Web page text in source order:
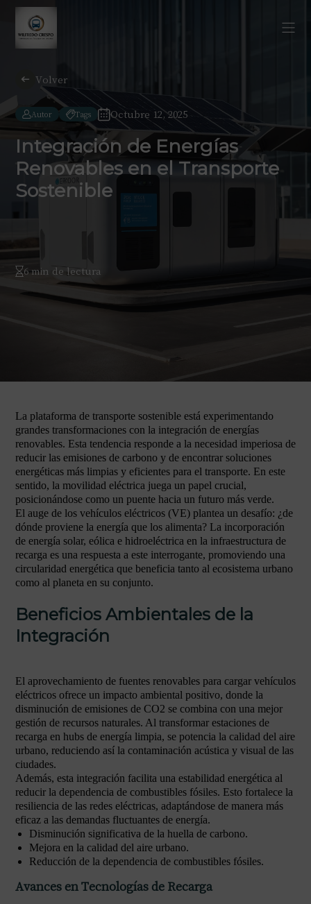
Volver
Autor Tags Octubre 12, 2025
Integración de Energías
Renovables en el Transporte
Sostenible
6 min de lectura
La plataforma de transporte sostenible está experimentando
grandes transformaciones con la integración de energías
renovables. Esta tendencia responde a la necesidad imperiosa de
reducir las emisiones de carbono y de encontrar soluciones
energéticas más limpias y eficientes para el transporte. En este
sentido, la movilidad eléctrica juega un papel crucial,
posicionándose como un puente hacia un futuro más verde.
El auge de los vehículos eléctricos (VE) plantea un desafío: ¿de
dónde proviene la energía que los alimenta? La incorporación
de energía solar, eólica e hidroeléctrica en la infraestructura de
recarga es una respuesta a este interrogante, promoviendo una
circularidad energética que beneficia tanto al ecosistema urbano
como al planeta en su conjunto.
Beneficios Ambientales de la
Integración
El aprovechamiento de fuentes renovables para cargar vehículos
eléctricos ofrece un impacto ambiental positivo, donde la
disminución de emisiones de CO2 se combina con una mejor
gestión de recursos naturales. Al transformar estaciones de
recarga en hubs de energía limpia, se potencia la calidad del aire
urbano, reduciendo así la contaminación acústica y visual de las
ciudades.
Además, esta integración facilita una estabilidad energética al
reducir la dependencia de combustibles fósiles. Esto fortalece la
resiliencia de las redes eléctricas, adaptándose de manera más
eficaz a las demandas fluctuantes de energía.
Disminución significativa de la huella de carbono.
Mejora en la calidad del aire urbano.
Reducción de la dependencia de combustibles fósiles.
Avances en Tecnologías de Recarga